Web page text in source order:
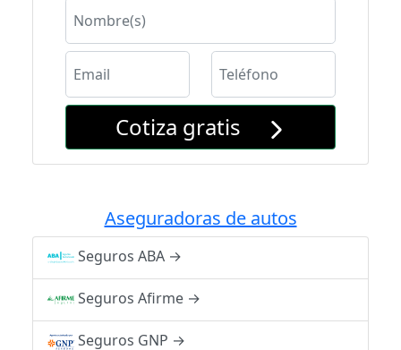
Cotiza gratis
Aseguradoras de autos
Seguros ABA →
Seguros Afirme →
Seguros GNP →